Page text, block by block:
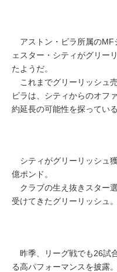
アストン・ビラ所属のMF
ェスター・シティがグリー
たようだ。
これまでグリーリッシュ
ビラは、シティからのオフ
約延長の可能性を探っている
シティがグリーリッシュ
億ポンド。
クラブの生え抜きスター
受けてきたグリーリッシュ。
昨季、リーグ戦でも26試
る高パフォーマンスを披露。